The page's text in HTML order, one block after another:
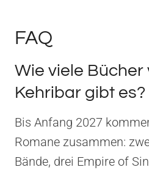
FAQ
Wie viele Bücher
Kehribar gibt es?
Bis Anfang 2027
Romane zusammen:
Bände, drei Empire of